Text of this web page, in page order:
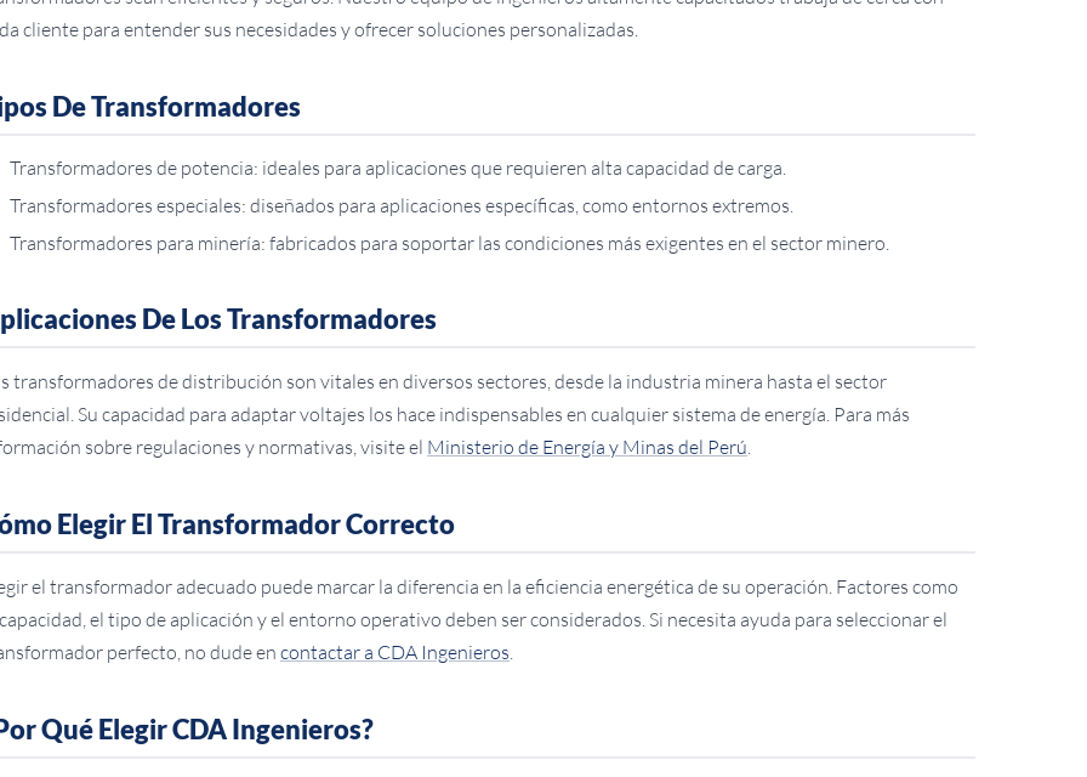
cliente para entender sus necesidades y ofrecer soluciones personalizadas.
De Transformadores
Transformadores de potencia: ideales para aplicaciones que requieren alta capacidad de carga.
Transformadores especiales: diseñados para aplicaciones específicas, como entornos extremos.
Transformadores para minería: fabricados para soportar las condiciones más exigentes en el sector minero.
De Los Transformadores
transformadores de distribución son vitales en diversos sectores, desde la industria minera hasta el sector
Su capacidad para adaptar voltajes los hace indispensables en cualquier sistema de energía. Para más
sobre regulaciones y normativas, visite el Ministerio de Energía y Minas del Perú
Elegir El Transformador Correcto
el transformador adecuado puede marcar la diferencia en la eficiencia energética de su operación. Factores como
el tipo de aplicación y el entorno operativo deben ser considerados. Si necesita ayuda para seleccionar el
perfecto, no dude encontactar a CDA Ingenieros
Qué Elegir CDA Ingenieros?